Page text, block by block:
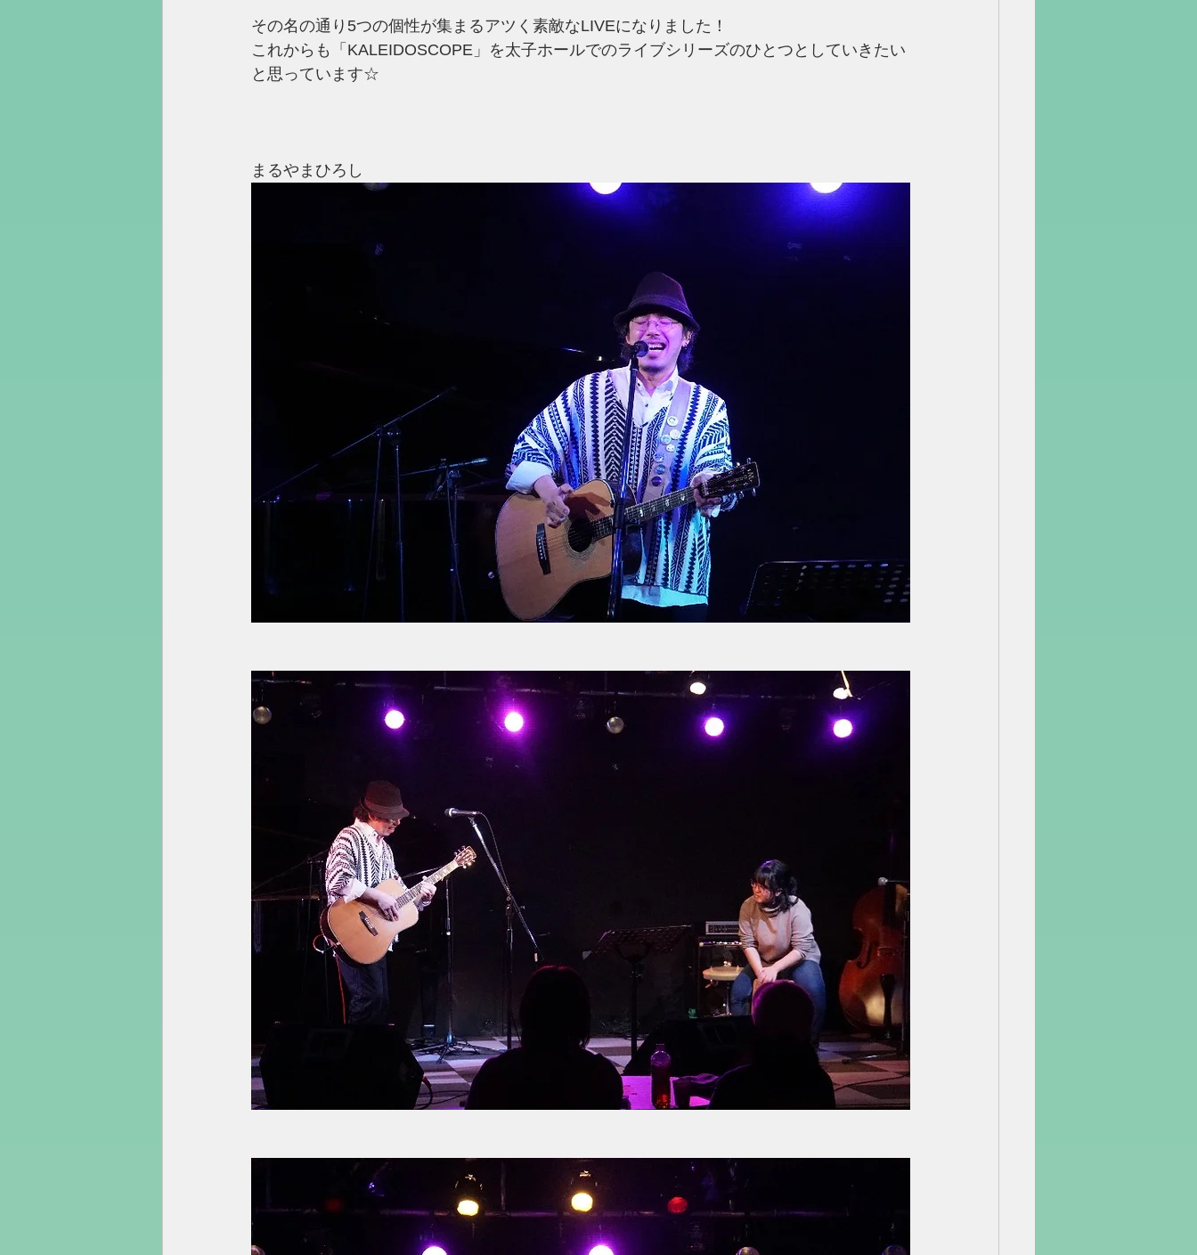
その名の通り5つの個性が集まるアツく素敵なLIVEになりました！
これからも「KALEIDOSCOPE」を太子ホールでのライブシリーズのひとつとしていきたい
と思っています☆
まるやまひろし